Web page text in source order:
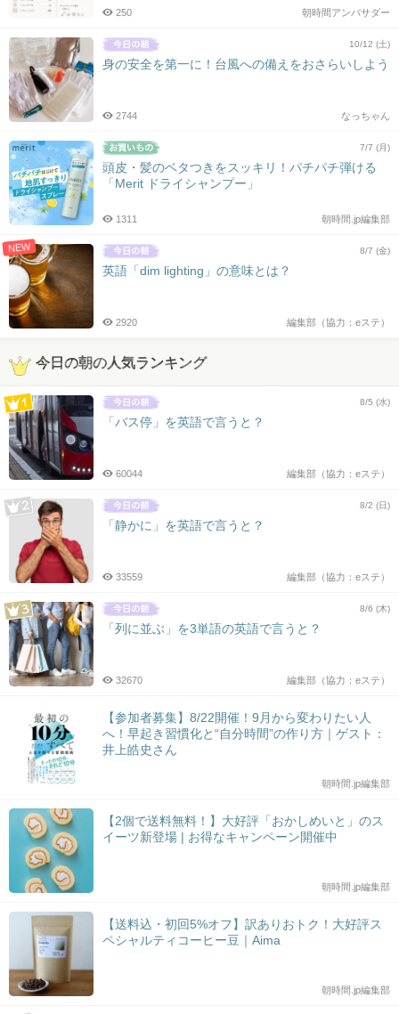
朝時間アンバサダー
250
10/12 (土)
身の安全を第一に！台風への備えをおさらいしよう
なっちゃん
2744
7/7 (月)
頭皮・髪のベタつきをスッキリ！パチパチ弾ける
「Merit ドライシャンプー」
朝時間.jp編集部
1311
NEW 8/7 (金)
英語「dim lighting」の意味とは？
編集部（協力：eステ）
2920
今日の朝の人気ランキング
8/5 (水)
「バス停」を英語で言うと？
編集部（協力：eステ）
60044
8/2 (日)
「静かに」を英語で言うと？
編集部（協力：eステ）
33559
8/6 (木)
「列に並ぶ」を3単語の英語で言うと？
編集部（協力：eステ）
32670
【参加者募集】8/22開催！9月から変わりたい人
へ！早起き習慣化と“自分時間”の作り方｜ゲスト：
井上皓史さん
朝時間.jp編集部
【2個で送料無料！】大好評「おかしめいと」のス
イーツ新登場 | お得なキャンペーン開催中
朝時間.jp編集部
【送料込・初回5%オフ】訳ありおトク！大好評ス
ペシャルティコーヒー豆｜Aima
朝時間.jp編集部